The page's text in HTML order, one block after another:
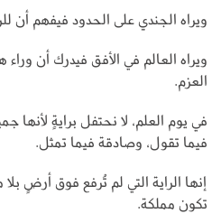
ويراه الجندي على الحدود فيفهم أن
ويراه العالم في الأفق فيدرك أن وراء
العزم.
في يوم العلم، لا نحتفل برايةٍ لأنها
فيما تقول، وصادقة فيما تمثل.
إنها الراية التي لم تُرفع فوق أرضٍ
تكون مملكة.